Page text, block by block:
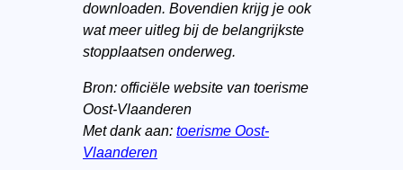
downloaden. Bovendien krijg je ook
wat meer uitleg bij de belangrijkste
stopplaatsen onderweg.
Bron: officiële website van toerisme
Oost-Vlaanderen
Met dank aan: toerisme Oost-
Vlaanderen